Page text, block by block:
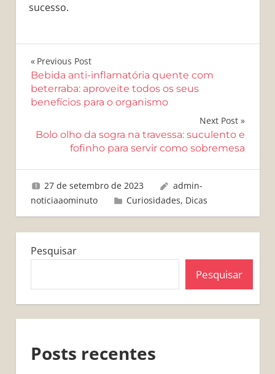
sucesso.
Navegação
de
Post
Previous Post
Bebida anti-inflamatória quente com
beterraba: aproveite todos os seus
benefícios para o organismo
Next Post
Bolo olho da sogra na travessa: suculento e
fofinho para servir como sobremesa
27 de setembro de 2023
admin-
noticiaaominuto
Curiosidades, Dicas
Pesquisar
Pesquisar
Posts recentes